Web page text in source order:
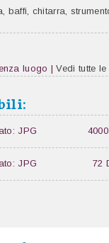
, baffi, chitarra,
luogo |Vedi tutte
JPG
JPG 72